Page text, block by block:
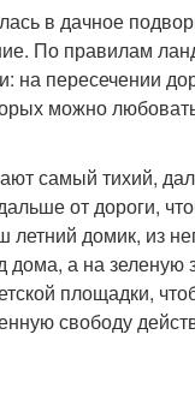
в дачное
По правилам
на пересечении
можно
самый тихий,
от дороги,
домик, из
а на зеленую
площадки,
свободу